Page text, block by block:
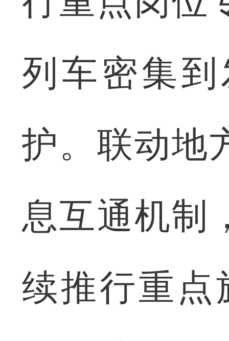
列车密集
护。联动地
息互通机制
续推行重点